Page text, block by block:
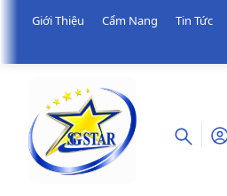
Giới Thiệu Cẩm Nang Tin Tức